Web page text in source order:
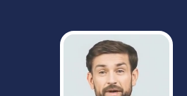
доступны
пройти
в любой день
сотрудничает с